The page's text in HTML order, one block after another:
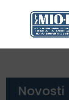
Novosti